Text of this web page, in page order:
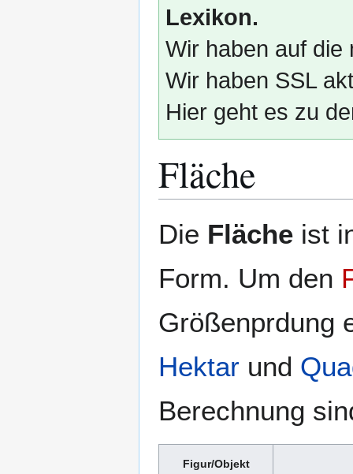
Lexikon.
Wir haben auf die
Wir haben SSL
Hier geht es zu
Fläche
Navigation
Suche
Die Fläche ist
Form. Um den
Größenprdung
Hektar und
Berechnung
Figur/Objekt